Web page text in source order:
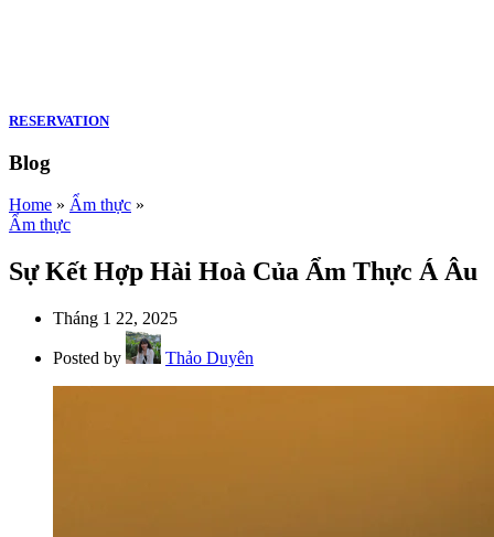
RESERVATION
Blog
Home » Ẩm thực »
Ẩm thực
Sự Kết Hợp Hài Hoà Của Ẩm Thực Á Âu
Tháng 1 22, 2025
Posted by Thảo Duyên